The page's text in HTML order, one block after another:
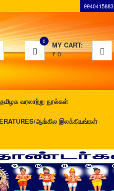
9940415883
0
MY CART:
₹0
வரலாற்று நூல்கள்
ஆங்கில இலக்கியங்கள்